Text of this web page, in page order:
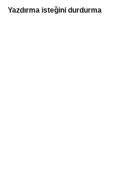
Yazdırma isteğini durdurma